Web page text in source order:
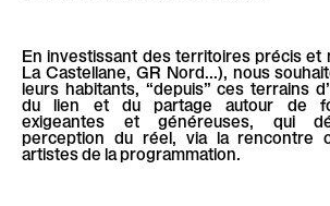
En investissant des territoires précis et
La Castellane, GR Nord...), nous
leurs habitants, “depuis” ces terrains
du lien et du partage autour de
exigeantes et généreuses, qui
perception du réel, via la rencontre
artistes de la programmation.